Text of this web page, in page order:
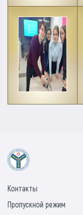
Контакты
Пропускной режим